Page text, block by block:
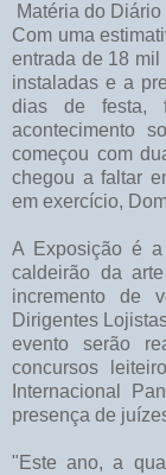
Matéria do
Com uma
entrada de 18
instaladas e a
dias de festa,
acontecimento
começou com
chegou a faltar
em exercício,
A Exposição é
caldeirão da
incremento de
Dirigentes
evento serão
concursos
Internacional
presença de
"Este ano, a